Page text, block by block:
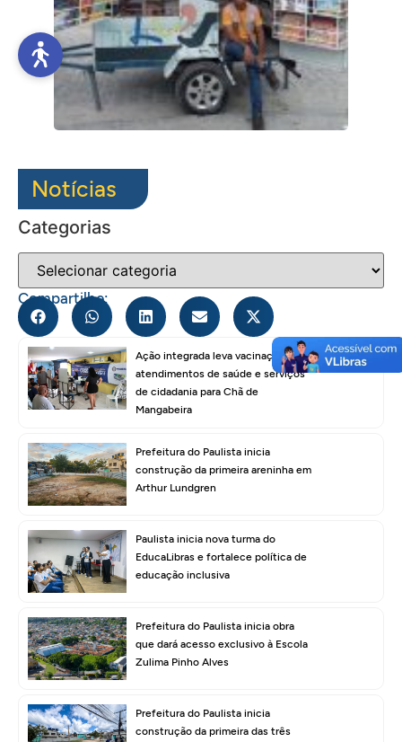
Notícias
Categorias
Compartilhe:
Ação integrada leva vacinação,
atendimentos de saúde e serviços
de cidadania para Chã de
Mangabeira
Prefeitura do Paulista inicia
construção da primeira areninha em
Arthur Lundgren
Paulista inicia nova turma do
EducaLibras e fortalece política de
educação inclusiva
Prefeitura do Paulista inicia obra
que dará acesso exclusivo à Escola
Zulima Pinho Alves
Prefeitura do Paulista inicia
construção da primeira das três